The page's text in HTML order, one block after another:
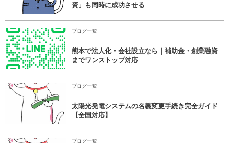
資」も同時に成功させる
ブログ一覧
熊本で法人化・会社設立なら｜補助金・創業融資
までワンストップ対応
ブログ一覧
太陽光発電システムの名義変更手続き完全ガイド
【全国対応】
ブログ一覧